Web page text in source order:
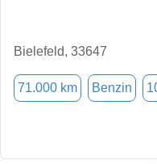
Bielefeld, 33647
71.000 km Benzin